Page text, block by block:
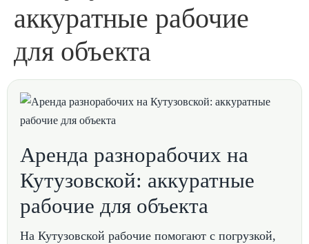
аккуратные рабочие
для объекта
Аренда разнорабочих на
Кутузовской: аккуратные
рабочие для объекта
На Кутузовской рабочие помогают с погрузкой,